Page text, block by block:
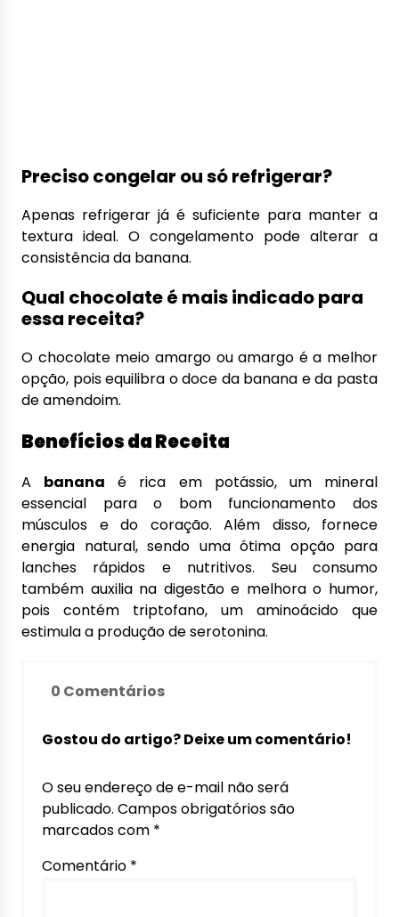
Preciso congelar ou só refrigerar?
Apenas refrigerar já é suficiente para manter a
textura ideal. O congelamento pode alterar a
consistência da banana.
Qual chocolate é mais indicado para
essa receita?
O chocolate meio amargo ou amargo é a melhor
opção, pois equilibra o doce da banana e da pasta
de amendoim.
Benefícios da Receita
A banana é rica em potássio, um mineral
essencial para o bom funcionamento dos
músculos e do coração. Além disso, fornece
energia natural, sendo uma ótima opção para
lanches rápidos e nutritivos. Seu consumo
também auxilia na digestão e melhora o humor,
pois contém triptofano, um aminoácido que
estimula a produção de serotonina.
0 Comentários
Gostou do artigo? Deixe um comentário!
O seu endereço de e-mail não será
publicado. Campos obrigatórios são
marcados com *
Comentário *